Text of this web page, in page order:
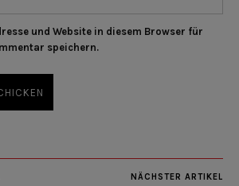
und Website in diesem Browser für
speichern.
NÄCHSTER ARTIKEL